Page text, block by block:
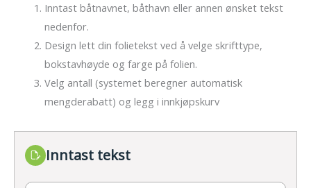
Inntast båtnavnet, båthavn eller annen ønsket tekst
nedenfor.
Design lett din folietekst ved å velge skrifttype,
bokstavhøyde og farge på folien.
Velg antall (systemet beregner automatisk
mengderabatt) og legg i innkjøpskurv
Inntast tekst